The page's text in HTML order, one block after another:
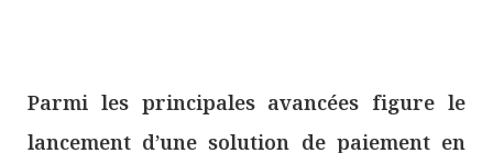
Parmi les principales avancées figure le
lancement d’une solution de paiement en